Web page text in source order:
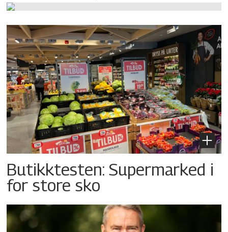
Butikktesten: Supermarked i
for store sko